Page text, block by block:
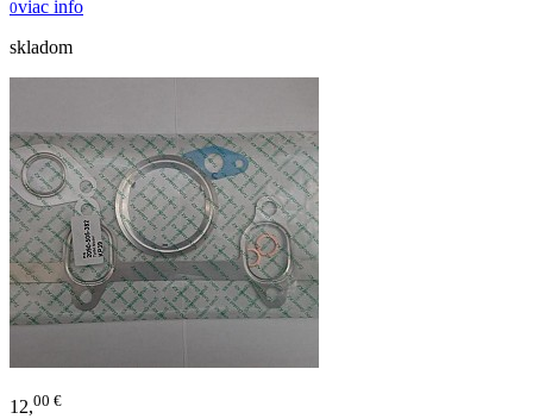
0viac info
skladom
12,00 €